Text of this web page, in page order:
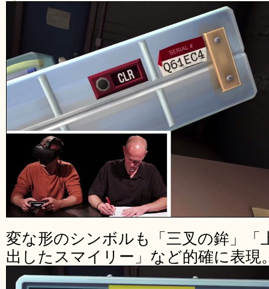
変な形のシンボルも「三叉の鉾」「
出したスマイリー」など的確に表現